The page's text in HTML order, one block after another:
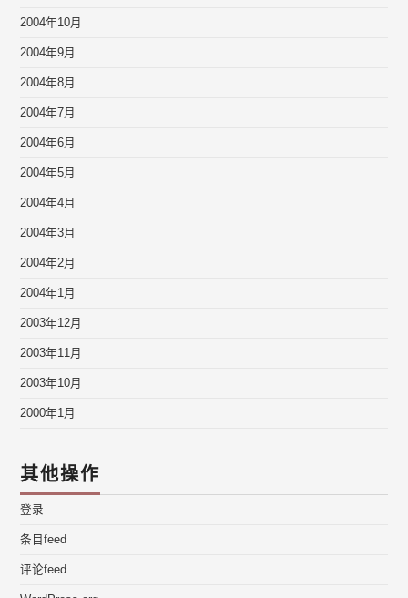
2004年10月
2004年9月
2004年8月
2004年7月
2004年6月
2004年5月
2004年4月
2004年3月
2004年2月
2004年1月
2003年12月
2003年11月
2003年10月
2000年1月
其他操作
登录
条目feed
评论feed